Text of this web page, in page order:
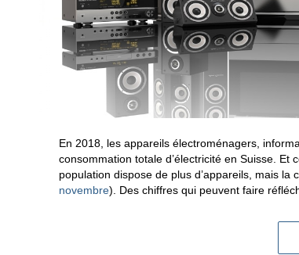
En 2018, les appareils électroménagers,
consommation totale d’électricité en Suisse.
population dispose de plus d’appareils, mais
novembre). Des chiffres qui peuvent faire